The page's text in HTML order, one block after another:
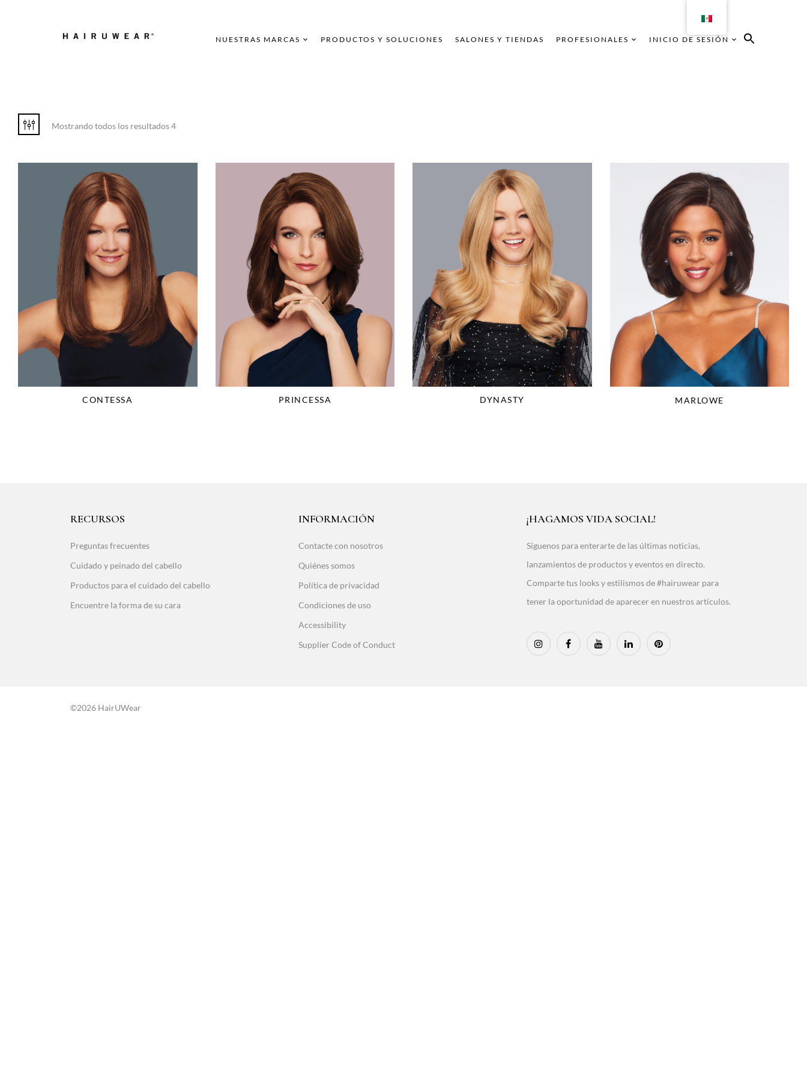
NUESTRAS MARCAS PRODUCTOS Y SOLUCIONES SALONES Y TIENDAS PROFESIONALES INICIO DE SESIÓN
Mostrando todos los resultados 4
CONTESSA PRINCESSA DYNASTY MARLOWE
RECURSOS
Preguntas frecuentes
Cuidado y peinado del cabello
Productos para el cuidado del cabello
Encuentre la forma de su cara
INFORMACIÓN
Contacte con nosotros
Quiénes somos
Política de privacidad
Condiciones de uso
Accessibility
Supplier Code of Conduct
¡HAGAMOS VIDA SOCIAL!
Síguenos para enterarte de las últimas noticias,
lanzamientos de productos y eventos en directo.
Comparte tus looks y estilismos de #hairuwear para
tener la oportunidad de aparecer en nuestros artículos.
©2026 HairUWear